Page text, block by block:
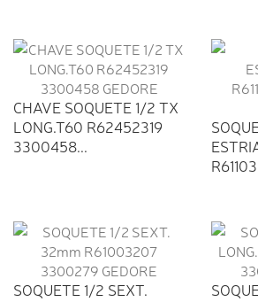
CHAVE SOQUETE 1/2 TX
LONG.T60 R62452319
3300458...
SOQUETE 1/2 SEXT.